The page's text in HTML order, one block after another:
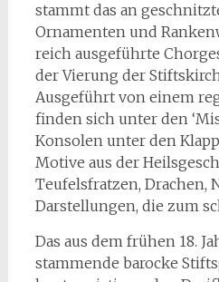
stammt das an
Ornamenten und
reich ausgeführte
der Vierung der
Ausgeführt von einem
finden sich unter den
Konsolen unter den
Motive aus der
Teufelsfratzen, Drachen,
Darstellungen, die zum
Das aus dem frühen 18.
stammende barocke